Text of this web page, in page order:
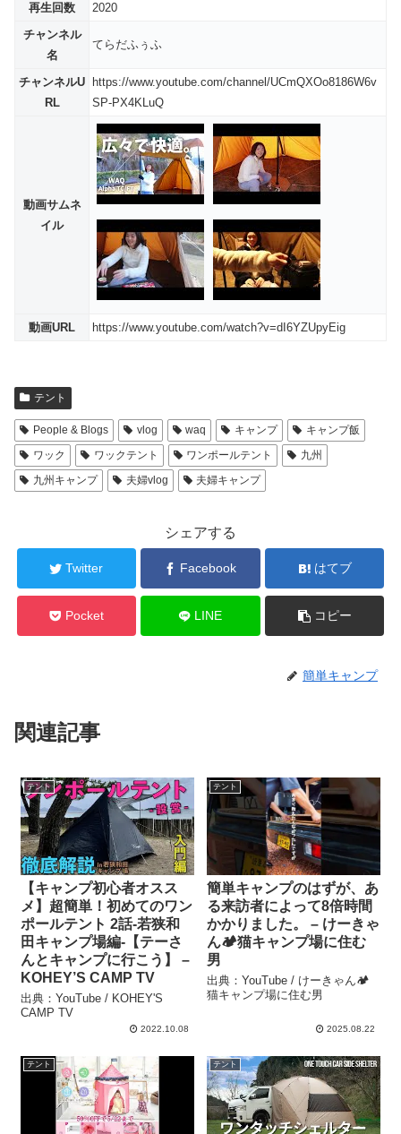
再生回数
2020
チャンネル
名
てらだふぅふ
チャンネルU
RL
https://www.youtube.com/channel/UCmQXOo8186W6v
SP-PX4KLuQ
動画サムネ
イル
動画URL https://www.youtube.com/watch?v=dI6YZUpyEig
テント
People & Blogs vlog waq キャンプ
キャンプ飯
ワック
ワックテント ワンポールテント
九州
九州キャンプ
夫婦vlog 夫婦キャンプ
シェアする
Twitter Facebook はてブ
Pocket LINE コピー
簡単キャンプ
関連記事
テント
【キャンプ初心者オスス
メ】超簡単！初めてのワン
ポールテント 2話-若狭和
田キャンプ場編-【テーさ
んとキャンプに行こう】 –
KOHEY’S CAMP TV
出典：YouTube / KOHEY'S
CAMP TV
2022.10.08
テント
簡単キャンプのはずが、あ
る来訪者によって8倍時間
かかりました。 – けーきゃ
ん🏕️猫キャンプ場に住む
男
出典：YouTube / けーきゃん🏕️
猫キャンプ場に住む男
2025.08.22
テント テント